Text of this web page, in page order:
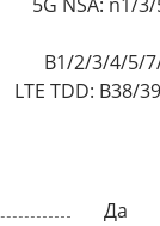
5G NSA: n1/
B1/2/3/4/5/
LTE TDD: B38/
Да